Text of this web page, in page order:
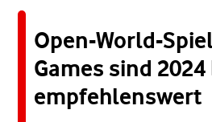
Open-World-
Games sind
empfehlenswert